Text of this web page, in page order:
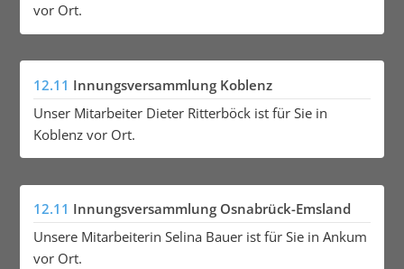
vor Ort.
12.11 Innungsversammlung Koblenz
Unser Mitarbeiter Dieter Ritterböck ist für Sie in
Koblenz vor Ort.
12.11 Innungsversammlung Osnabrück-Emsland
Unsere Mitarbeiterin Selina Bauer ist für Sie in Ankum
vor Ort.